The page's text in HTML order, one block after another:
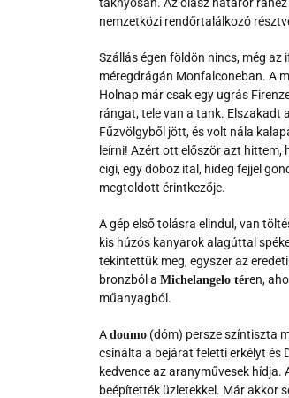
nemzetközi rendőrtalálkozó
Szállás égen földön nincs, még
méregdrágán Monfalconeban. A
Holnap már csak egy ugrás
rángat, tele van a tank. Elszakadt
Fűzvölgyből jött, és volt nála
leírni! Azért ott először azt
cigi, egy doboz ital, hideg fejjel
megtoldott érintkezője.
A gép első tolásra elindul, van
kis húzós kanyarok alagúttal
tekintettük meg, egyszer az
bronzból a Michelangelo téren,
műanyagból.
A doumo (dóm) persze színtiszta
csinálta a bejárat feletti erkélyt és
kedvence az aranyművesek hídja.
beépítették üzletekkel. Már akkor